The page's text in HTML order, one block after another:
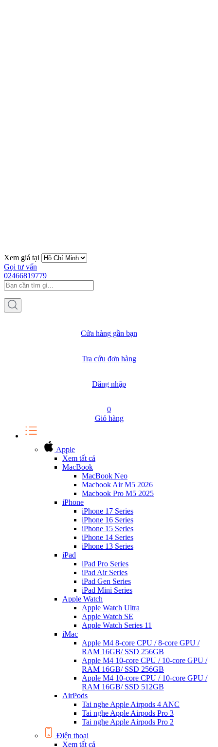
Xem giá tại
Gọi tư vấn
02466819779
Cửa hàng gần bạn
Tra cứu đơn hàng
Đăng nhập
0
Giỏ hàng
Apple
Xem tất cả
MacBook
MacBook Neo
Macbook Air M5 2026
Macbook Pro M5 2025
iPhone
iPhone 17 Series
iPhone 16 Series
iPhone 15 Series
iPhone 14 Series
iPhone 13 Series
iPad
iPad Pro Series
iPad Air Series
iPad Gen Series
iPad Mini Series
Apple Watch
Apple Watch Ultra
Apple Watch SE
Apple Watch Series 11
iMac
Apple M4 8-core CPU / 8-core GPU /
RAM 16GB/ SSD 256GB
Apple M4 10-core CPU / 10-core GPU /
RAM 16GB/ SSD 256GB
Apple M4 10-core CPU / 10-core GPU /
RAM 16GB/ SSD 512GB
AirPods
Tai nghe Apple Airpods 4 ANC
Tai nghe Apple Airpods Pro 3
Tai nghe Apple Airpods Pro 2
Điện thoại
Xem tất cả